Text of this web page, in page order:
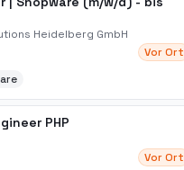
Heidelberg GmbH
Vor Ort
PHP
Vor Ort